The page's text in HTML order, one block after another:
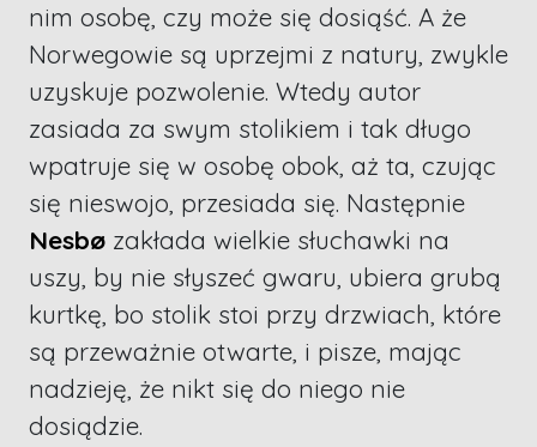
nim osobę, czy może się dosiąść. A że
Norwegowie są uprzejmi z natury, zwykle
uzyskuje pozwolenie. Wtedy autor
zasiada za swym stolikiem i tak długo
wpatruje się w osobę obok, aż ta, czując
się nieswojo, przesiada się. Następnie
Nesbø zakłada wielkie słuchawki na
uszy, by nie słyszeć gwaru, ubiera grubą
kurtkę, bo stolik stoi przy drzwiach, które
są przeważnie otwarte, i pisze, mając
nadzieję, że nikt się do niego nie
dosiądzie.